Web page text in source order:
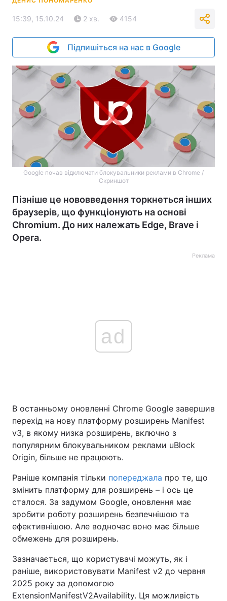
15:39, 15.10.24 2 хв. 4154
Підпишіться на нас в Google
Google почав відключати блокувальники реклами в Chrome /
Скриншот
Пізніше це нововведення торкнеться інших
браузерів, що функціонують на основі
Chromium. До них належать Edge, Brave і
Opera.
Реклама
ad
В останньому оновленні Chrome Google завершив
перехід на нову платформу розширень Manifest
v3, в якому низка розширень, включно з
популярним блокувальником реклами uBlock
Origin, більше не працюють.
Раніше компанія тільки попереджала про те, що
змінить платформу для розширень – і ось це
сталося. За задумом Google, оновлення має
зробити роботу розширень безпечнішою та
ефективнішою. Але водночас воно має більше
обмежень для розширень.
Зазначається, що користувачі можуть, як і
раніше, використовувати Manifest v2 до червня
2025 року за допомогою
ExtensionManifestV2Availability. Ця можливість